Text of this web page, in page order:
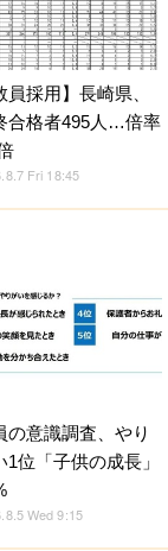
員採用】長崎県、
合格者495人…倍率
Fri 18:45
の意識調査、やり
1位「子供の成長」
Wed 9:15